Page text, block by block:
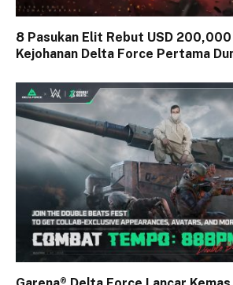
8 Pasukan Elit Rebut USD 200,000
Kejohanan Delta Force Pertama